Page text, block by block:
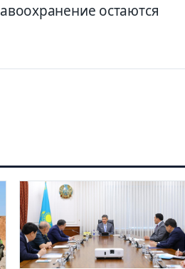
оохранение остаются